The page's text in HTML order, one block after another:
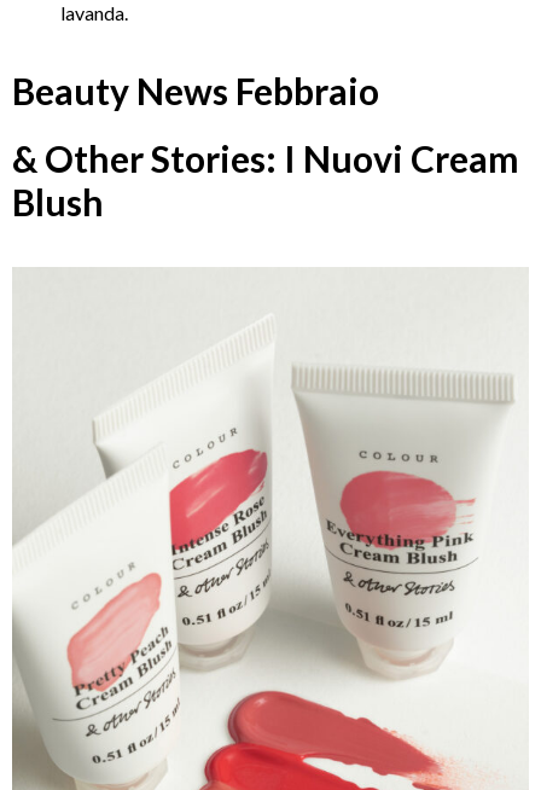
lavanda.
Beauty News Febbraio
& Other Stories: I Nuovi Cream
Blush